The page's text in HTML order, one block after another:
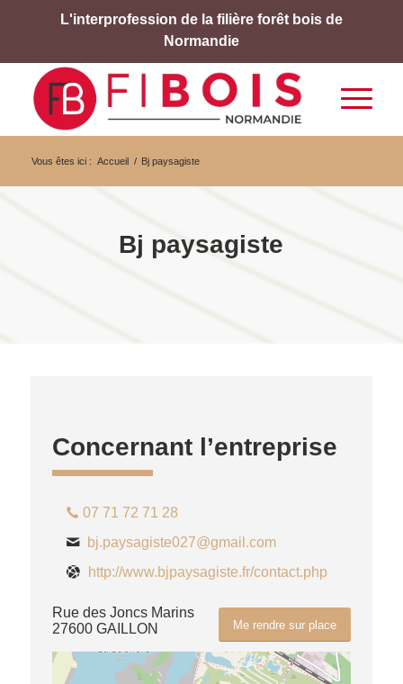
L'interprofession de la filière forêt bois de
Normandie
Vous êtes ici : Accueil / Bj paysagiste
Bj paysagiste
Concernant l’entreprise
07 71 72 71 28
bj.paysagiste027@gmail.com
http://www.bjpaysagiste.fr/contact.php
Me rendre sur place
Rue des Joncs Marins
27600 GAILLON